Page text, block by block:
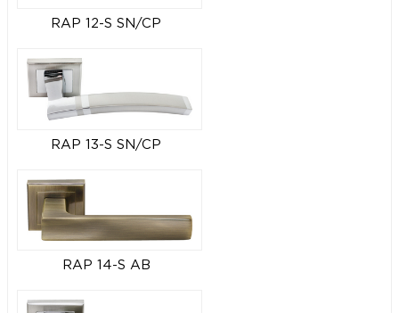
RAP 12-S SN/CP
RAP 13-S SN/CP
RAP 14-S AB